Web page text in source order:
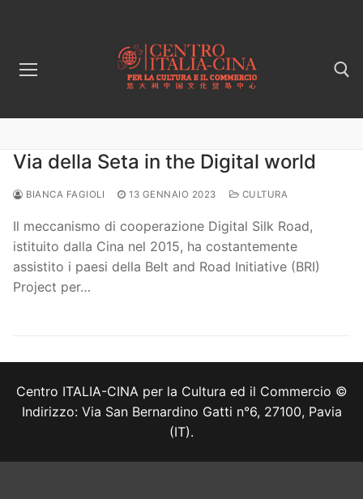
Via della Seta in the Digital world
BIANCA FAGIOLI 13 GENNAIO 2023 CULTURA
Il meccanismo di cooperazione Digital Silk Road,
istituito dalla Cina nel 2015, ha costantemente
assistito i paesi della Belt and Road Initiative (BRI)
Project per…
Centro ITALIA-CINA per la Cultura ed il Commercio ©
Indirizzo: Via San Bernardino Gatti n°6, 27100, Pavia
(IT).